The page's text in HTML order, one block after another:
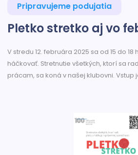
Pripravujeme podujatia
Pletko stretko aj vo
V stredu 12. februára 2025 sa od 15 do
háčkovať. Stretnutie všetkých, ktorí sa
prácam, sa koná v našej klubovni. Vstup